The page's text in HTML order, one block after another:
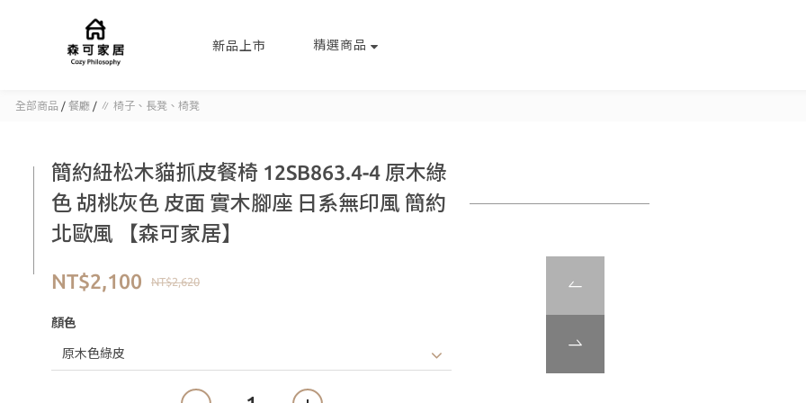
新品上市 精選商品
全部商品 / 餐廳 / ∥ 椅子、長凳、椅凳
簡約紐松木貓抓皮餐椅 12SB863.4-4 原木綠
色 胡桃灰色 皮面 實木腳座 日系無印風 簡約
北歐風 【森可家居】
NT$2,620
NT$2,100
顏色